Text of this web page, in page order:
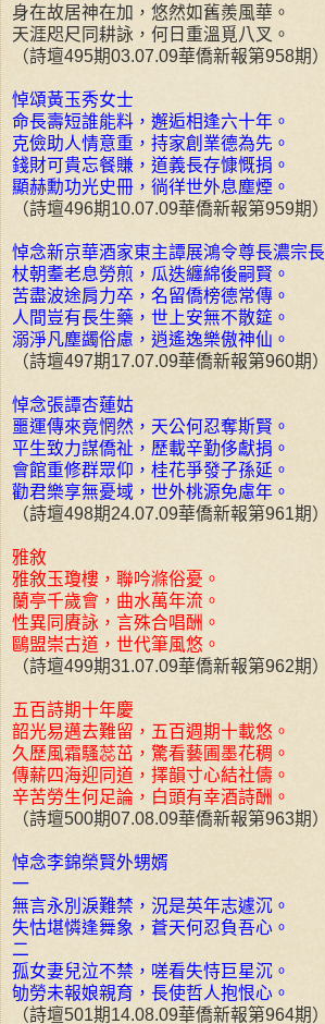
身在故居神在加，悠然如舊羨風華。
天涯咫尺同耕詠，何日重溫覓八叉。
（詩壇495期03.07.09華僑新報第958期）
悼頌黃玉秀女士
命長壽短誰能料，邂逅相逢六十年。
克儉助人情意重，持家創業德為先。
錢財可貴忘餐賺，道義長存慷慨捐。
顯赫勳功光史冊，徜徉世外息塵煙。
（詩壇496期10.07.09華僑新報第959期）
悼念新京華酒家東主譚展鴻令尊長濃宗長
杖朝耋老息勞煎，瓜迭纏綿後嗣賢。
苦盡波途肩力卒，名留僑榜德常傳。
人間豈有長生藥，世上安無不散筵。
溺淨凡塵蠲俗慮，逍遙逸樂傲神仙。
（詩壇497期17.07.09華僑新報第960期）
悼念張譚杏蓮姑
噩運傳來竟惘然，天公何忍奪斯賢。
平生致力謀僑祉，歷載辛勤侈獻捐。
會館重修群眾仰，桂花爭發子孫延。
勸君樂享無憂域，世外桃源免慮年。
（詩壇498期24.07.09華僑新報第961期）
雅敘
雅敘玉瓊樓，聯吟滌俗憂。
蘭亭千歲會，曲水萬年流。
性異同賡詠，言殊合唱酬。
鷗盟崇古道，世代筆風悠。
（詩壇499期31.07.09華僑新報第962期）
五百詩期十年慶
韶光易邁去難留，五百週期十載悠。
久歷風霜騷蕊茁，驚看藝圃墨花稠。
傳薪四海迎同道，擇韻寸心結社儔。
辛苦勞生何足論，白頭有幸酒詩酬。
（詩壇500期07.08.09華僑新報第963期）
悼念李錦榮賢外甥婿
一
無言永別淚難禁，況是英年志遽沉。
失怙堪憐逢舞象，蒼天何忍負吾心。
二
孤女妻兒泣不禁，嗟看失恃巨星沉。
劬勞未報娘親育，長使哲人抱恨心。
（詩壇501期14.08.09華僑新報第964期）